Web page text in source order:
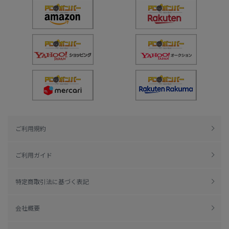
ご利用規約
ご利用ガイド
特定商取引法に基づく表記
会社概要